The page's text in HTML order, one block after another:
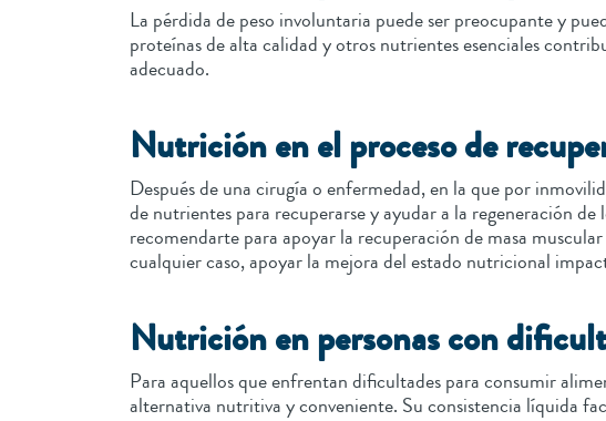
La pérdida de peso involuntaria puede ser preocupante y
proteínas de alta calidad y otros nutrientes esenciales
adecuado.
Nutrición en el proceso de
Después de una cirugía o enfermedad, en la que por
de nutrientes para recuperarse y ayudar a la regeneración
recomendarte para apoyar la recuperación de masa
cualquier caso, apoyar la mejora del estado nutricional
Nutrición en personas con
Para aquellos que enfrentan dificultades para consumir
alternativa nutritiva y conveniente. Su consistencia líquida